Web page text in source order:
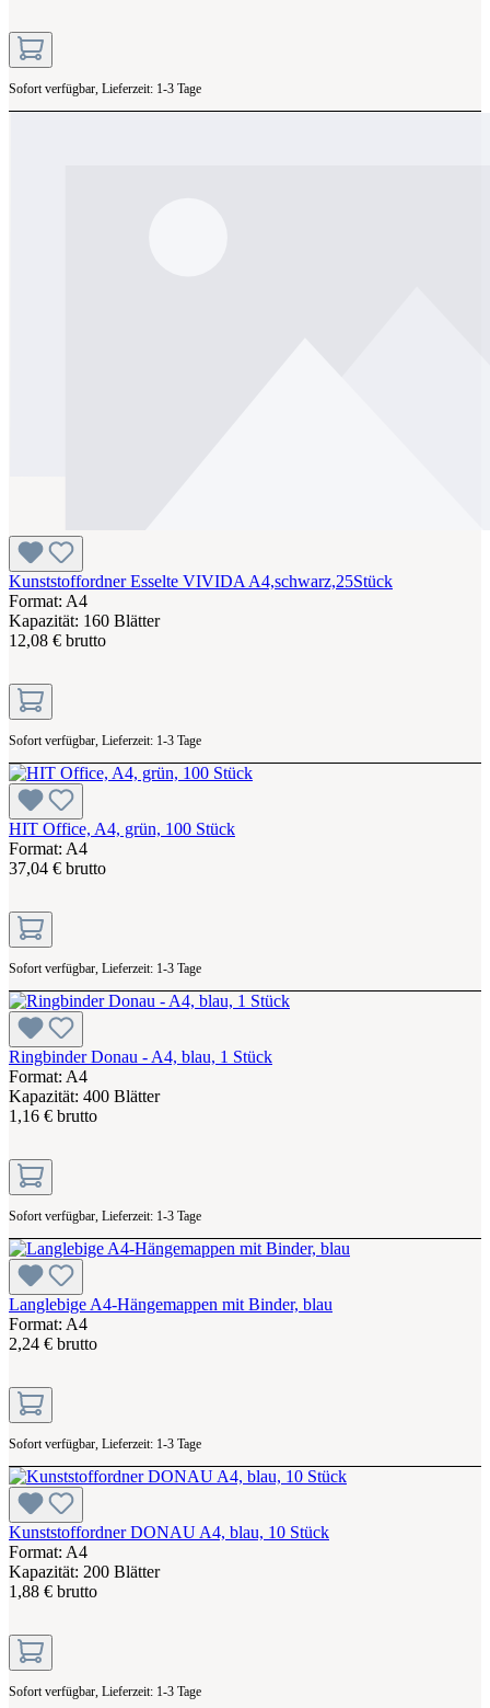
Sofort verfügbar, Lieferzeit: 1-3 Tage
Kunststoffordner Esselte VIVIDA A4,schwarz,25Stück
Format: A4
Kapazität: 160 Blätter
12,08 € brutto
Sofort verfügbar, Lieferzeit: 1-3 Tage
HIT Office, A4, grün, 100 Stück
Format: A4
37,04 € brutto
Sofort verfügbar, Lieferzeit: 1-3 Tage
Ringbinder Donau - A4, blau, 1 Stück
Format: A4
Kapazität: 400 Blätter
1,16 € brutto
Sofort verfügbar, Lieferzeit: 1-3 Tage
Langlebige A4-Hängemappen mit Binder, blau
Format: A4
2,24 € brutto
Sofort verfügbar, Lieferzeit: 1-3 Tage
Kunststoffordner DONAU A4, blau, 10 Stück
Format: A4
Kapazität: 200 Blätter
1,88 € brutto
Sofort verfügbar, Lieferzeit: 1-3 Tage